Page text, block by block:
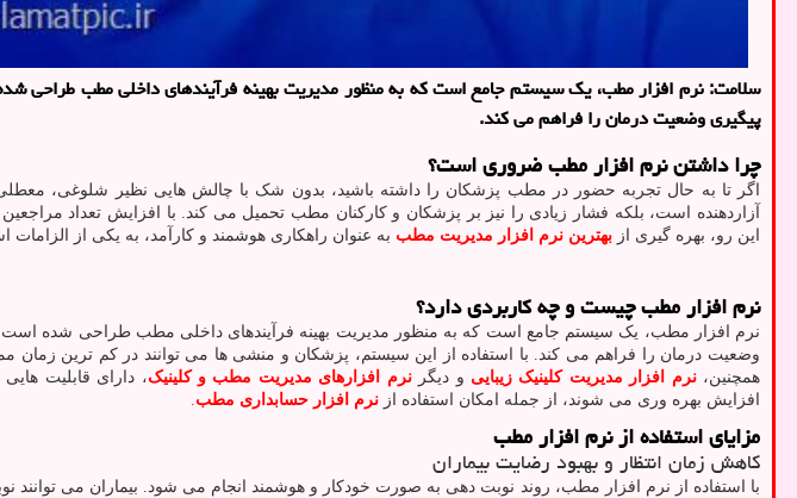
سلامت: نرم ‌افزار مطب، یک سیستم جامع است که به منظور مدیریت بهینه فرآیندهای داخلی مطب طراحی
پیگیری وضعیت درمان را فراهم می ‌کند.
چرا داشتن نرم افزار مطب ضروری است؟
اگر تا به حال تجربه حضور در مطب پزشکان را داشته باشید، بدون شک با چالش‌ هایی نظیر شلوغی،
آزاردهنده است، بلکه فشار زیادی را نیز بر پزشکان و کارکنان مطب تحمیل می‌ کند. با افزایش تعداد
این رو، بهره‌ گیری از بهترین نرم افزار مدیریت مطب به عنوان راهکاری هوشمند و کارآمد، به یکی از
نرم ‌افزار مطب چیست و چه کاربردی دارد؟
نرم ‌افزار مطب، یک سیستم جامع است که به منظور مدیریت بهینه فرآیندهای داخلی مطب طراحی شده است.
وضعیت درمان را فراهم می ‌کند. با استفاده از این سیستم، پزشکان و منشی‌ ها می ‌توانند در کم ترین زمان
همچنین،نرم افزار مدیریت کلینیک زیبایی و دیگرنرم افزارهای مدیریت مطب و کلینیک، دارای قابلیت‌
افزایش بهره‌ وری می‌ شوند، از جمله امکان استفاده از نرم افزار حسابداری مطب.
مزایای استفاده از نرم ‌افزار مطب
کاهش زمان انتظار و بهبود رضایت بیماران
با استفاده از نرم ‌افزار مطب، روند نوبت ‌دهی به صورت خودکار و هوشمند انجام می ‌شود. بیماران می